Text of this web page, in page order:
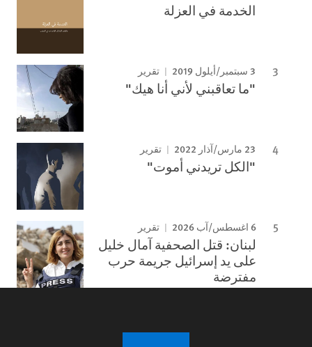
الخدمة في العزلة
3 سبتمبر/أيلول 2019 تقرير
"ما تعاقبني لأني أنا هيك"
23 مارس/آذار 2022 تقرير
"الكل تريدني أموت"
6 اغسطس/آب 2026 تقرير
لبنان: قتل الصحفية آمال خليل
على يد إسرائيل جريمة حرب
مفترضة